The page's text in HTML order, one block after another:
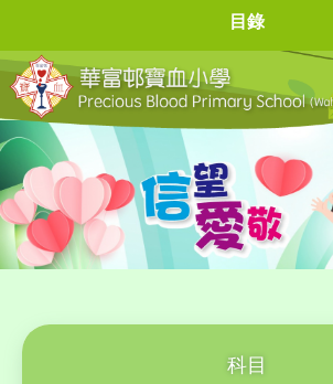
目錄
科目